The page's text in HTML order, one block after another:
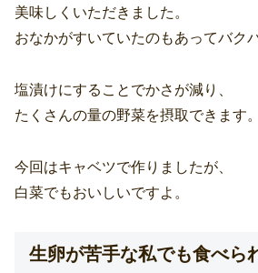
美味しくいただきました。
おなかがすいていたのもあってバク
塩漬けにすることでかさが減り、
たくさんの量の野菜を摂取できます。
今回はキャベツで作りましたが、
白菜でもおいしいですよ。
生卵が苦手な私でも食べら